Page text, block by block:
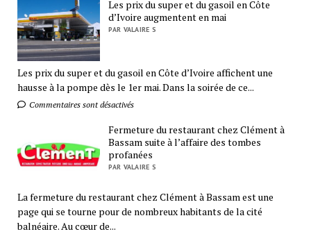
Les prix du super et du gasoil en Côte
d’Ivoire augmentent en mai
PAR VALAIRE S
Les prix du super et du gasoil en Côte d’Ivoire affichent une
hausse à la pompe dès le 1er mai. Dans la soirée de ce...
Commentaires sont désactivés
Fermeture du restaurant chez Clément à
Bassam suite à l’affaire des tombes
profanées
PAR VALAIRE S
La fermeture du restaurant chez Clément à Bassam est une
page qui se tourne pour de nombreux habitants de la cité
balnéaire. Au cœur de...